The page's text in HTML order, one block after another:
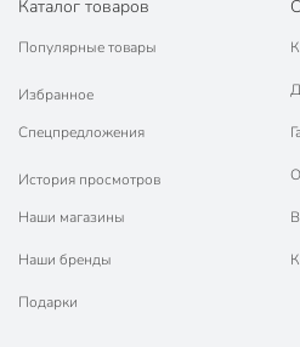
Каталог товаров
Популярные товары
Избранное
Спецпредложения
История просмотров
Наши магазины
Наши бренды
Подарки